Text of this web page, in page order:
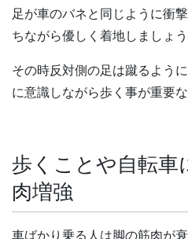
足が車のバネと同じように衝
ちながら優しく着地しましょう
その時反対側の足は蹴るよう
に意識しながら歩く事が重要な
歩くことや自転車
肉増強
車ばかり乗る人は脚の筋肉が